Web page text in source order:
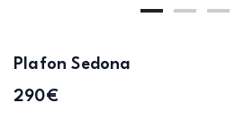
Plafon Sedona
290€